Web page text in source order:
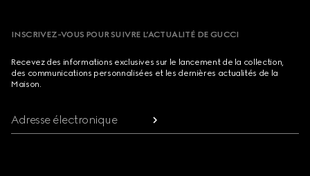
INSCRIVEZ-VOUS POUR SUIVRE L’ACTUALITÉ DE GUCCI
Recevez des informations exclusives sur le lancement de la collection,
des communications personnalisées et les dernières actualités de la
Maison.
Adresse électronique